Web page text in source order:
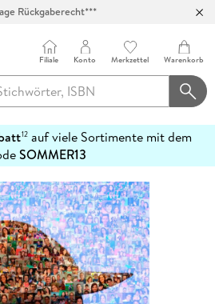
Rückgaberecht***
Filiale Konto Merkzettel Warenkorb
12auf viele Sortimente mit dem
SOMMER13